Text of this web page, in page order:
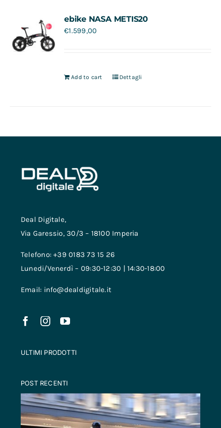
ebike NASA METIS20
€1.599,00
Add to cart Dettagli
Deal Digitale,
Via Garessio, 30/3 – 18100 Imperia
Telefono: +39 0183 73 15 26
Lunedi/Venerdì – 09:30-12:30 | 14:30-18:00
Email: info@dealdigitale.it
ULTIMI PRODOTTI
POST RECENTI